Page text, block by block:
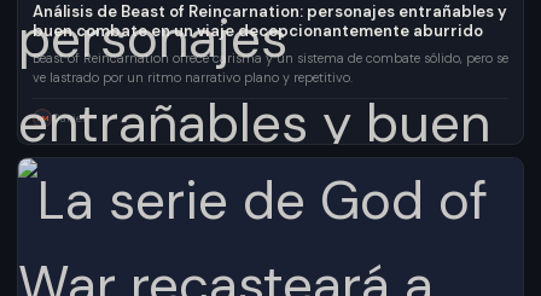
Análisis de Beast of Reincarnation: personajes entrañables y
buen combate en un viaje decepcionantemente aburrido
Beast of Reincarnation ofrece carisma y un sistema de combate sólido, pero se
ve lastrado por un ritmo narrativo plano y repetitivo.
DM Daniel